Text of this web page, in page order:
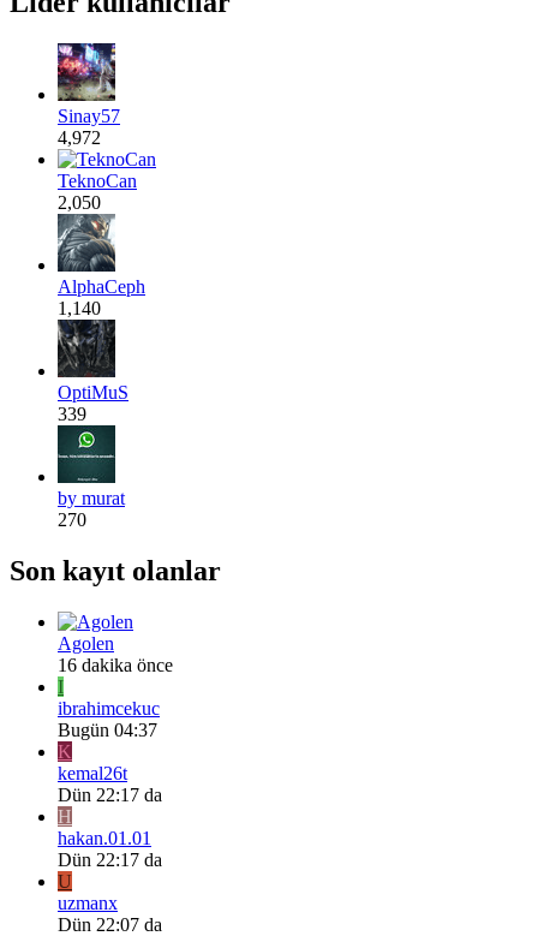
Sinay57
4,972
TeknoCan
2,050
AlphaCeph
1,140
OptiMuS
339
by murat
270
Son kayıt olanlar
Agolen
16 dakika önce
I
ibrahimcekuc
Bugün 04:37
K
kemal26t
Dün 22:17 da
H
hakan.01.01
Dün 22:17 da
U
uzmanx
Dün 22:07 da